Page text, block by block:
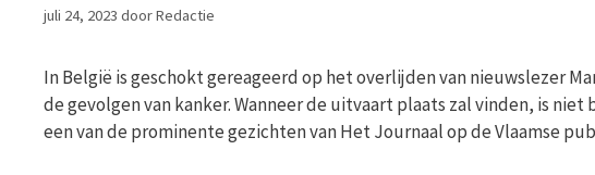
juli 24, 2023 doorRedactie
In België is geschokt gereageerd op het overlijden van nieuwslezer
de gevolgen van kanker. Wanneer de uitvaart plaats zal vinden, is
een van de prominente gezichten van Het Journaal op de Vlaamse